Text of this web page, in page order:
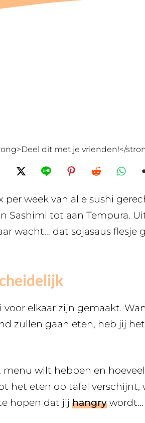
dit met je vrienden!</
week van alle sushi
Sashimi tot aan Tempura.
wacht… dat sojasaus flesje
voor elkaar zijn gemaakt.
zullen gaan eten, heb jij
wilt hebben en
het eten op tafel verschijnt,
hopen dat jij hangry wordt…